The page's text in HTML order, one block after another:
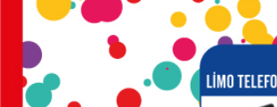
KİBRİTLER
KIRTASİYE